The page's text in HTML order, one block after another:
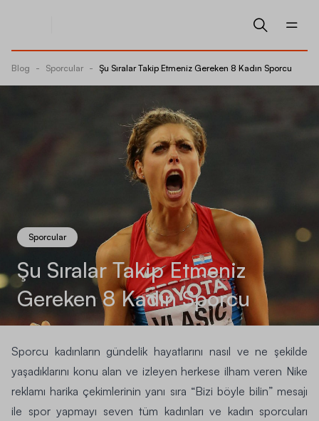
Blog - Sporcular - Şu Sıralar Takip Etmeniz Gereken 8 Kadın Sporcu
Sporcular
Şu Sıralar Takip Etmeniz
Gereken 8 Kadın Sporcu
Sporcu kadınların gündelik hayatlarını nasıl ve ne şekilde
yaşadıklarını konu alan ve izleyenherkese ilham veren Nike
reklamı harika çekimlerinin yanı sıra “Bizi böyle bilin” mesajı
ile spor yapmayı seven tüm kadınları ve kadın sporcuları